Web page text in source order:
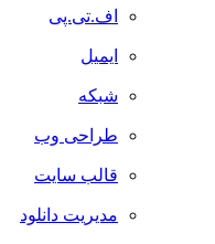
اف.تی.پی
ایمیل
شبکه
طراحی وب
قالب سایت
مدیریت دانلود